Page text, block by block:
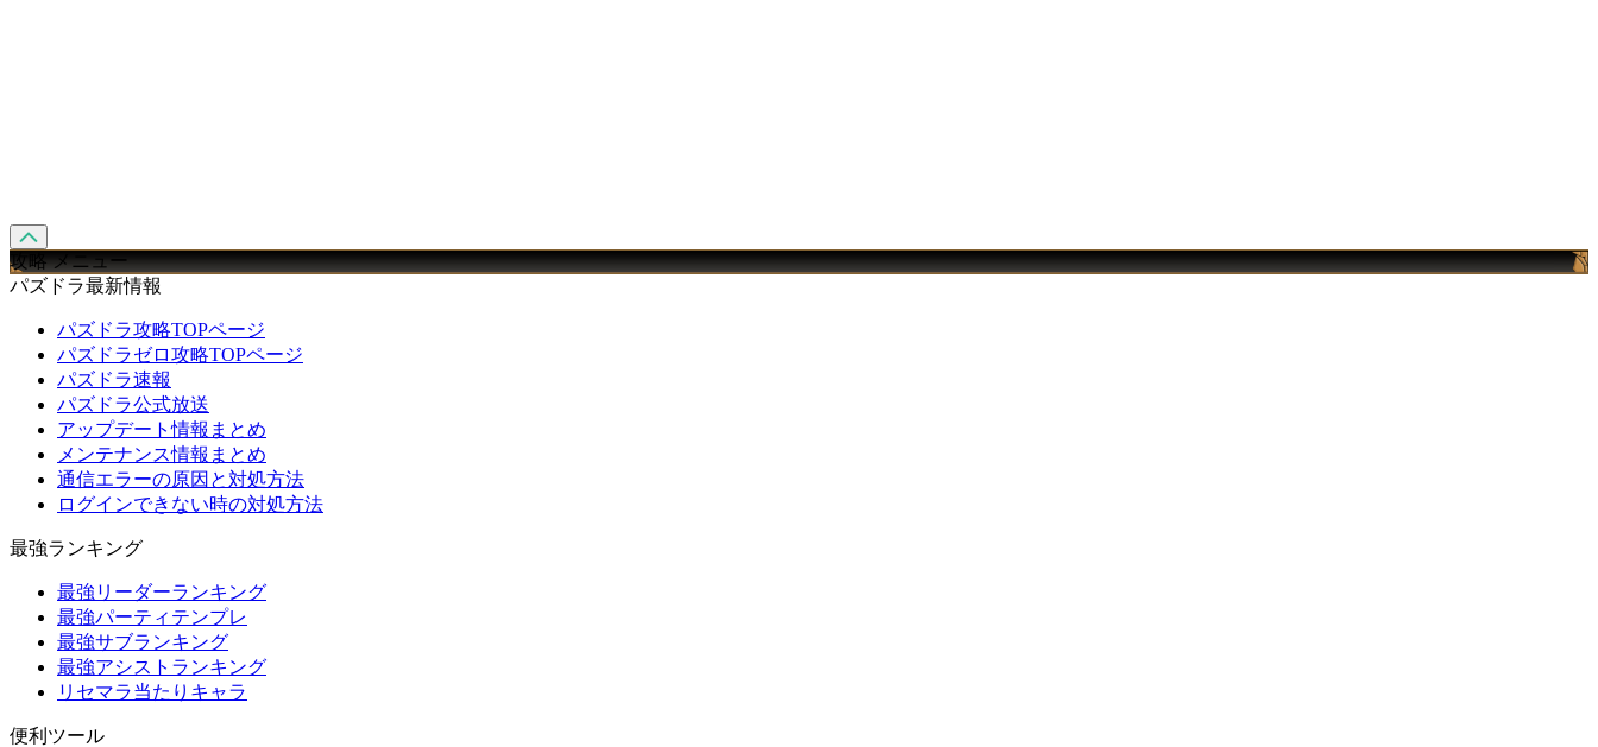
攻略 メニュー
パズドラ最新情報
パズドラ攻略TOPページ
パズドラゼロ攻略TOPページ
パズドラ速報
パズドラ公式放送
アップデート情報まとめ
メンテナンス情報まとめ
通信エラーの原因と対処方法
ログインできない時の対処方法
最強ランキング
最強リーダーランキング
最強パーティテンプレ
最強サブランキング
最強アシストランキング
リセマラ当たりキャラ
便利ツール